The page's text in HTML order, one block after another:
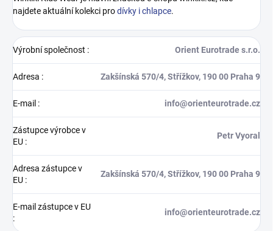
najdete aktuální kolekci prodívky i chlapce.
Výrobní společnost : Orient Eurotrade s.r.o.
Adresa : Zakšínská 570/4, Střížkov, 190 00 Praha 9
E-mail : info@orienteurotrade.cz
Zástupce výrobce v
EU :
Petr Vyoral
Adresa zástupce v
EU :
Zakšínská 570/4, Střížkov, 190 00 Praha 9
E-mail zástupce v EU
:
info@orienteurotrade.cz